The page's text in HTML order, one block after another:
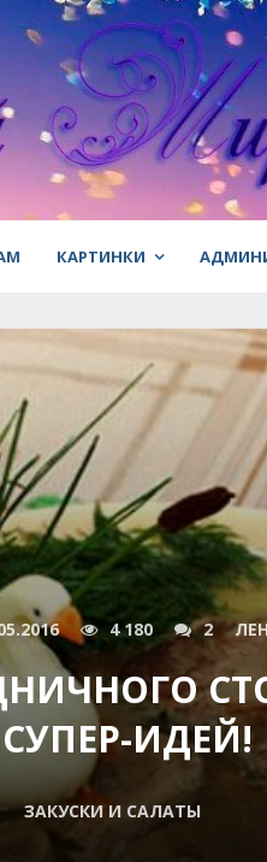
КАРТИНКИ
4 180 2
ИДЕЙ!
ЗАКУСКИ И САЛАТЫ